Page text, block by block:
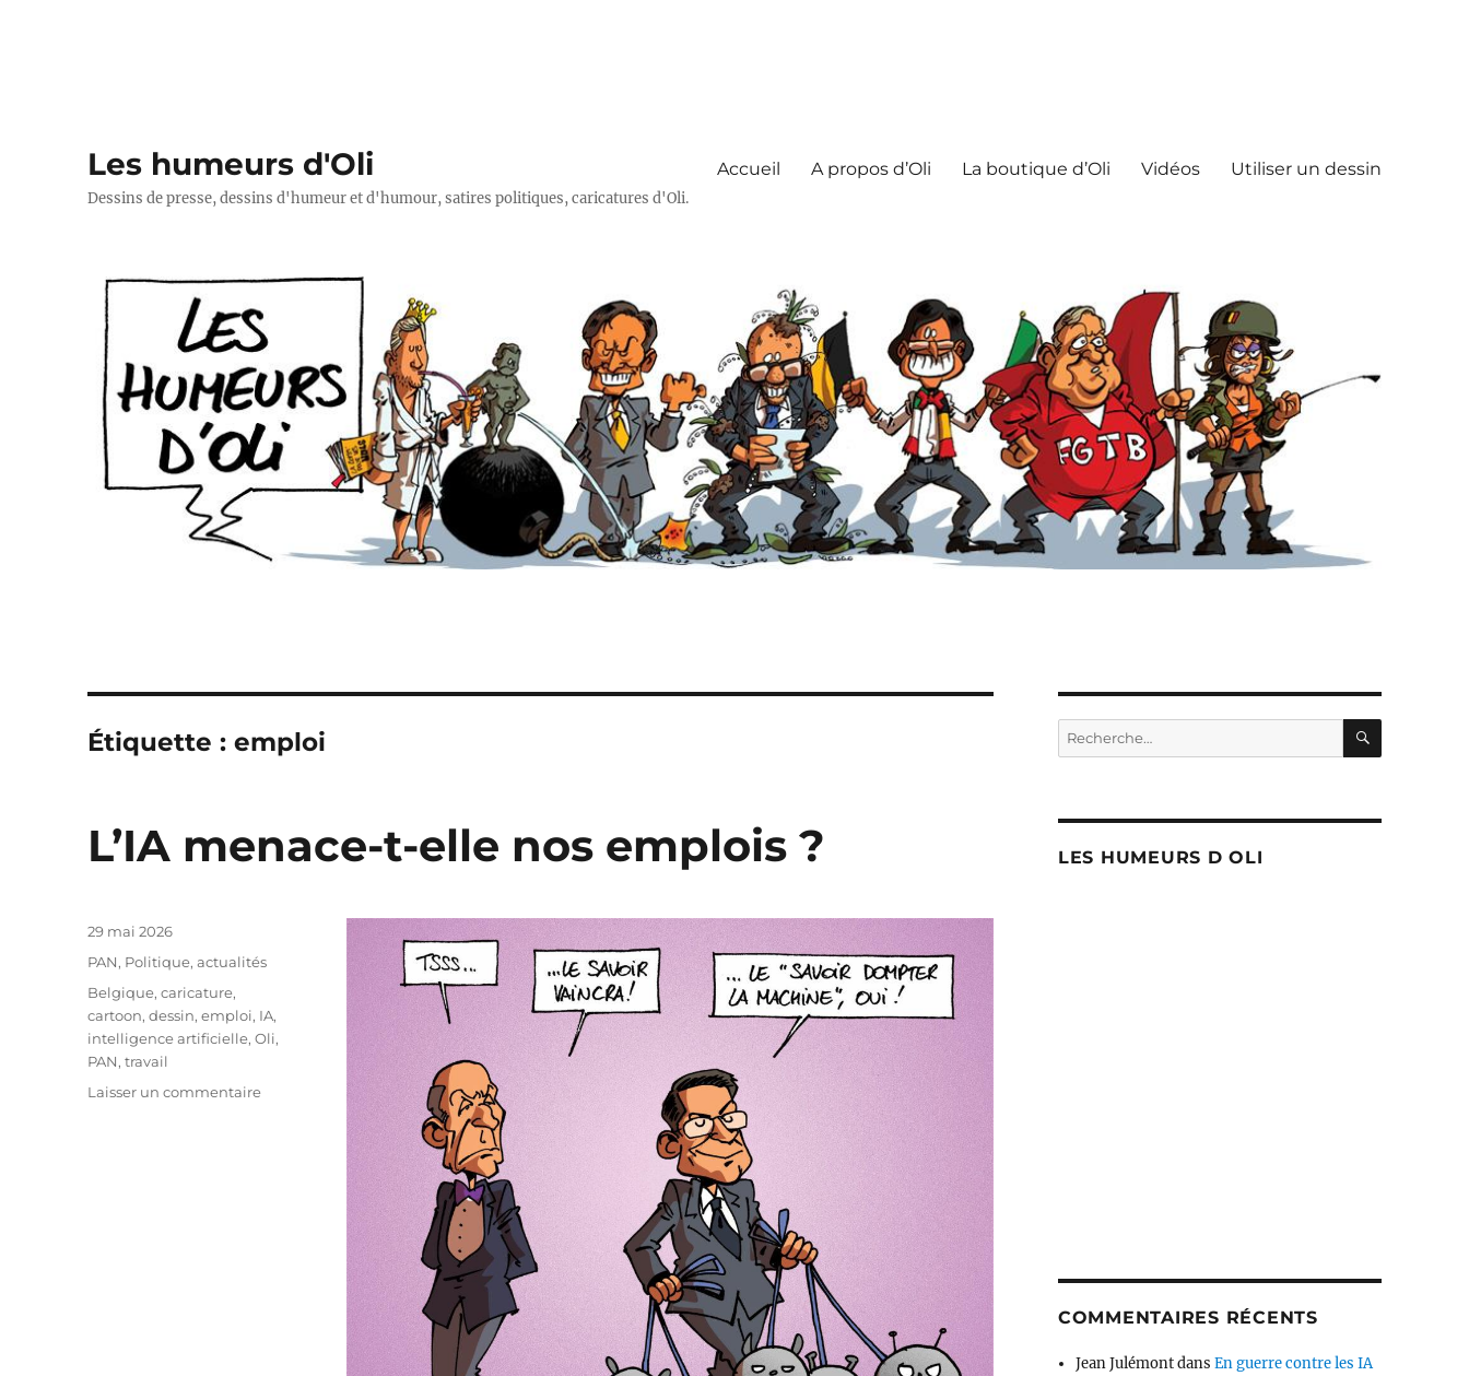
Les humeurs d'Oli
Dessins de presse, dessins d'humeur et d'humour, satires politiques, caricatures d'Oli.
Accueil A propos d’Oli La boutique d’Oli Vidéos Utiliser un dessin
Étiquette :emploi
L’IA menace-t-elle nos emplois ?
Publié
29 mai 2026
Catégories
PAN, Politique, actualités
Étiquettes
Belgique,caricature,
cartoon,dessin,emploi, IA,
intelligence artificielle,Oli,
PAN,travail
Laisser un commentairesur
Recherche
pour :
LES HUMEURS D OLI
COMMENTAIRES RÉCENTS
Jean JulémontdansEn guerre contre les IA